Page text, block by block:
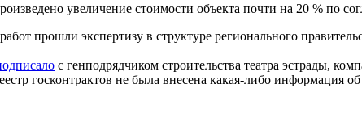
увеличение стоимости объекта почти на 20 % по
прошли экспертизу в структуре регионального
с генподрядчиком строительства театра эстрады,
госконтрактов не была внесена какая-либо информация об